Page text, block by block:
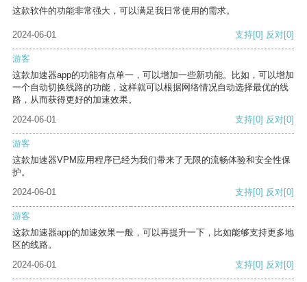
这款软件的功能非常强大，可以满足我日常使用的需求。
2024-06-01 支持[0] 反对[0]
游客
这款加速器app的功能有点单一，可以增加一些新功能。比如，可以增加
一个自动切换线路的功能，这样就可以根据网络情况自动选择最优的线
路，从而获得更好的加速效果。
2024-06-01
支持[0] 反对[0]
游客
这款加速器VPM应用程序已经为我们带来了无限的流畅体验和安全性保
护。
2024-06-01
支持[0] 反对[0]
游客
这款加速器app的加速效果一般，可以再提升一下，比如能够支持更多地
区的线路。
2024-06-01
支持[0] 反对[0]